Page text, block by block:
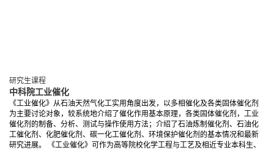
研究生课程
中科院工业催化
《工业催化》从石油天然气化工实用角度出发，以多相催化及各类固体催化剂
为主要讨论对象，较系统地介绍了催化作用基本原理，各类固体催化剂，工业
催化剂的制备、分析、测试与操作使用方法；介绍了石油炼制催化剂、石油化
工催化剂、化肥催化剂、碳一化工催化剂、环境保护催化剂的基本情况和最新
研究进展。 《工业催化》可作为高等院校化学工程与工艺及相近专业本科生、